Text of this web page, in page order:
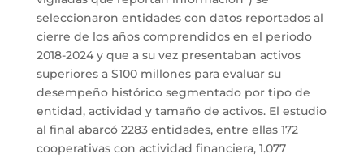
seleccionaron entidades con datos reportados al
cierre de los años comprendidos en el periodo
2018-2024 y que a su vez presentaban activos
superiores a $100 millones para evaluar su
desempeño histórico segmentado por tipo de
entidad, actividad y tamaño de activos. El estudio
al final abarcó 2283 entidades, entre ellas 172
cooperativas con actividad financiera, 1.077